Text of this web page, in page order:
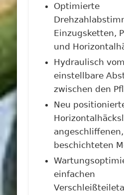
Optimierte
Einzugsketten,
und
Hydraulisch
einstellbare
zwischen den
Neu
angeschliffenen,
beschichteten
einfachen